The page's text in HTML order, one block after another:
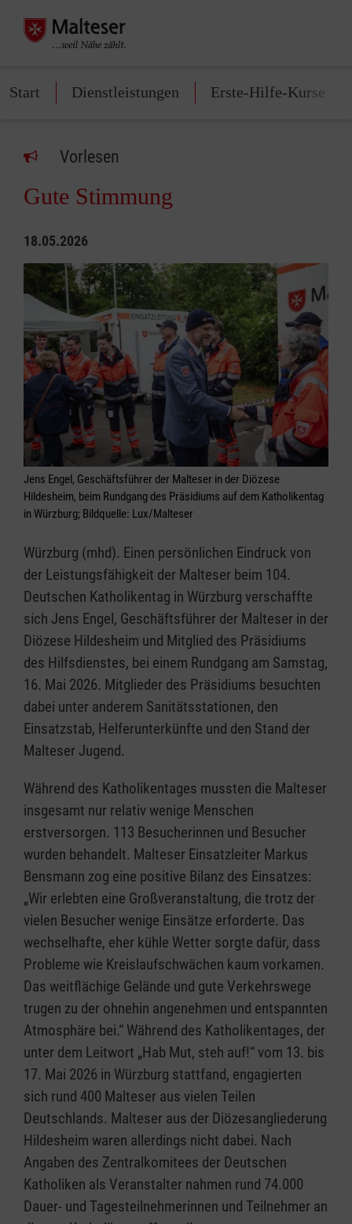
Start Dienstleistungen Erste-Hilfe-Kurse
Vorlesen
Gute Stimmung
18.05.2026
Jens Engel, Geschäftsführer der Malteser in der Diözese
Hildesheim, beim Rundgang des Präsidiums auf dem Katholikentag
in Würzburg; Bildquelle: Lux/Malteser
Würzburg (mhd). Einen persönlichen Eindruck von
der Leistungsfähigkeit der Malteser beim 104.
Deutschen Katholikentag in Würzburg verschaffte
sich Jens Engel, Geschäftsführer der Malteser in der
Diözese Hildesheim und Mitglied des Präsidiums
des Hilfsdienstes, bei einem Rundgang am Samstag,
16. Mai 2026. Mitglieder des Präsidiums besuchten
dabei unter anderem Sanitätsstationen, den
Einsatzstab, Helferunterkünfte und den Stand der
Malteser Jugend.
Während des Katholikentages mussten die Malteser
insgesamt nur relativ wenige Menschen
erstversorgen. 113 Besucherinnen und Besucher
wurden behandelt. Malteser Einsatzleiter Markus
Bensmann zog eine positive Bilanz des Einsatzes:
„Wir erlebten eine Großveranstaltung, die trotz der
vielen Besucher wenige Einsätze erforderte. Das
wechselhafte, eher kühle Wetter sorgte dafür, dass
Probleme wie Kreislaufschwächen kaum vorkamen.
Das weitflächige Gelände und gute Verkehrswege
trugen zu der ohnehin angenehmen und entspannten
Atmosphäre bei.“ Während des Katholikentages, der
unter dem Leitwort „Hab Mut, steh auf!“ vom 13. bis
17. Mai 2026 in Würzburg stattfand, engagierten
sich rund 400 Malteser aus vielen Teilen
Deutschlands. Malteser aus der Diözesangliederung
Hildesheim waren allerdings nicht dabei. Nach
Angaben des Zentralkomitees der Deutschen
Katholiken als Veranstalter nahmen rund 74.000
Dauer- und Tagesteilnehmerinnen und Teilnehmer an